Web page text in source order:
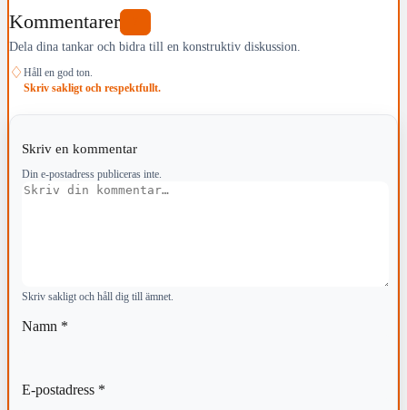
Kommentarer
Dela dina tankar och bidra till en konstruktiv diskussion.
♢ Håll en god ton.
Skriv sakligt och respektfullt.
Skriv en kommentar
Din e-postadress publiceras inte.
Kommentar
Skriv sakligt och håll dig till ämnet.
Namn *
E-postadress *